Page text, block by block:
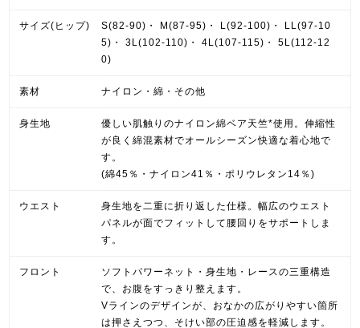
サイズ(ヒップ)
S(82-90)・ M(87-95)・ L(92-100)・ LL(97-10
5)・ 3L(102-110)・ 4L(107-115)・ 5L(112-12
0)
素材 ナイロン・綿・その他
身生地
優しい肌触りのナイロン綿ベア天竺*使用。伸縮性
が良く綿混素材でオールシーズン快適な着心地で
す。
(綿45％・ナイロン41％・ポリウレタン14％)
ウエスト
身生地を二重に折り返した仕様。幅広のウエスト
パネルが面でフィットして腰回りをサポートしま
す。
フロント
ソフトパワーネット・身生地・レースの三重構造
で、お腹をすっきり整えます。
Vラインのデザインが、おなかの広がりやすい箇所
は押さえつつ、そけい部の圧迫感を軽減します。